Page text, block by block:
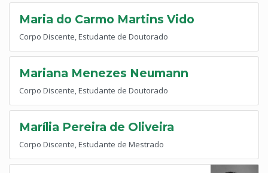
Maria do Carmo Martins Vido
Corpo Discente, Estudante de Doutorado
Mariana Menezes Neumann
Corpo Discente, Estudante de Doutorado
Marília Pereira de Oliveira
Corpo Discente, Estudante de Mestrado